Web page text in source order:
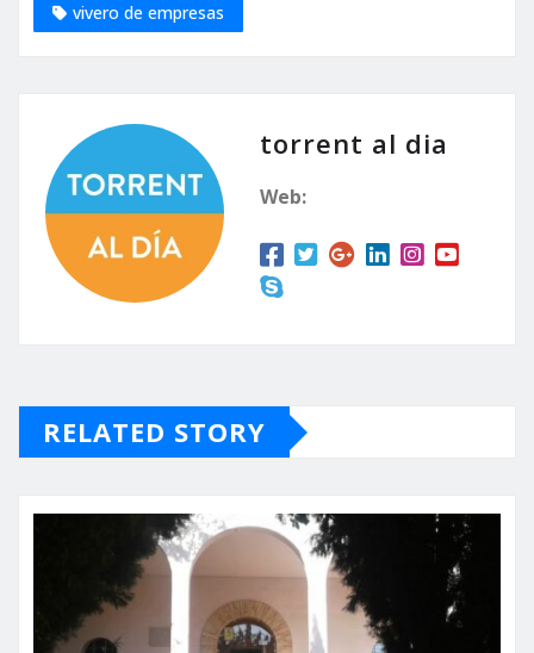
vivero de empresas
torrent al dia
Web:
RELATED STORY